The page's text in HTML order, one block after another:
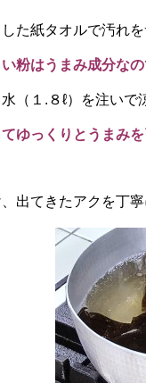
た紙タオルで汚れを
粉はうまみ成分なの
（１.８ℓ）を注いで
ゆっくりとうまみを
出てきたアクを丁寧